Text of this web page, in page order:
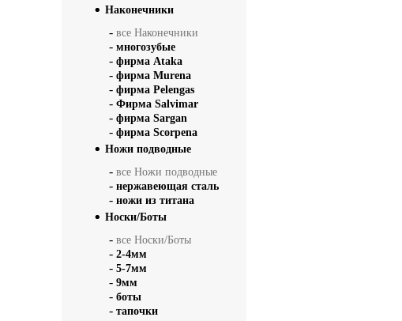
Наконечники
- все Наконечники
- многозубые
- фирма Ataka
- фирма Murena
- фирма Pelengas
- Фирма Salvimar
- фирма Sargan
- фирма Scorpena
Ножи подводные
- все Ножи подводные
- нержавеющая сталь
- ножи из титана
Носки/Боты
- все Носки/Боты
- 2-4мм
- 5-7мм
- 9мм
- боты
- тапочки